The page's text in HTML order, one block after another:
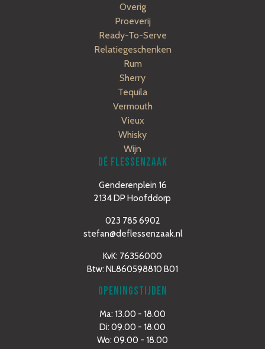
Overig
Proeverij
Ready-To-Serve
Relatiegeschenken
Rum
Sherry
Tequila
Vermouth
Vieux
Whisky
Wijn
DÉ FLESSENZAAK
Genderenplein 16
2134 DP Hoofddorp
023 785 6902
stefan@deflessenzaak.nl
KvK: 76356000
Btw: NL860598810 B01
OPENINGSTIJDEN
Ma: 13.00 - 18.00
Di: 09.00 - 18.00
Wo: 09.00 - 18.00